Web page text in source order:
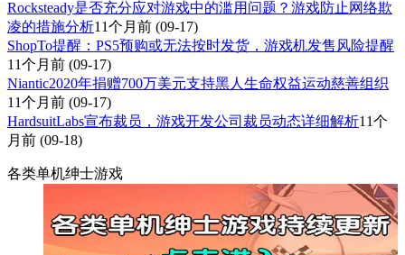
Rocksteady是否充分应对游戏中的滥用问题？游戏防止网络欺
凌的措施分析11个月前 (09-17)
ShopTo提醒：PS5预购或无法按时发货，游戏机发售风险提醒
11个月前 (09-17)
Niantic2020年捐赠700万美元支持黑人生命权益运动慈善组织
11个月前 (09-17)
HardsuitLabs宣布裁员，游戏开发公司裁员动态详细解析11个
月前 (09-18)
各类单机绅士游戏